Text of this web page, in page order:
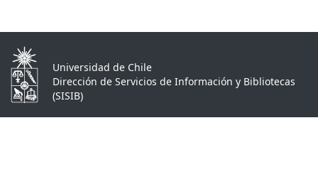
Universidad de Chile
Dirección de Servicios de Información y Bibliotecas
(SISIB)